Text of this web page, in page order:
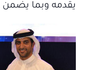
يقدمه وبما يضمن